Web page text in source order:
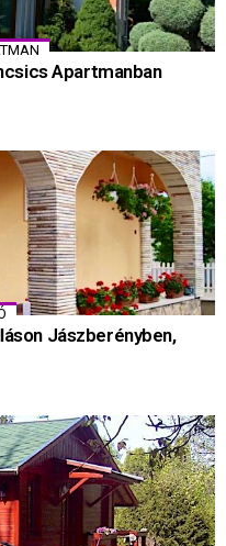
Apartmanban
Jászberényben,